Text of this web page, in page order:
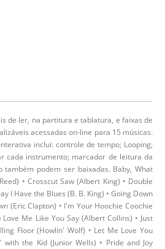
de ler, na partitura e tablatura, e faixas de
acessadas on-line para 15 músicas.
inclui: controle de tempo; Looping;
cada instrumento; marcador de leitura da
também podem ser baixadas. Baby, What
• Crosscut Saw (Albert King) • Double
I Have the Blues (B. B. King) • Going Down
(Eric Clapton) • I'm Your Hoochie Coochie
Me Like You Say (Albert Collins) • Just
Floor (Howlin' Wolf) • Let Me Love You
with the Kid (Junior Wells) • Pride and Joy